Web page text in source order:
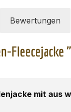
Bewertungen
Fleecejacke
mit aus